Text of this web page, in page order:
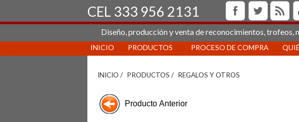
CEL 333 956 2131
Diseño, producción y venta de reconocimientos,
INICIO PRODUCTOS PROCESO DE COMPRA
INICIO / PRODUCTOS / REGALOS Y OTROS